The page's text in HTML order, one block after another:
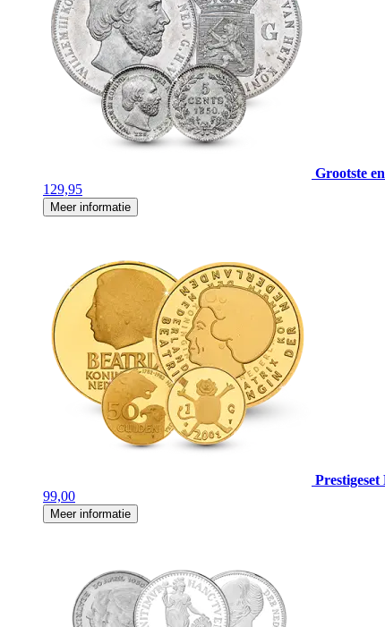
Grootste
129,95
Meer informatie
99,00
Meer informatie